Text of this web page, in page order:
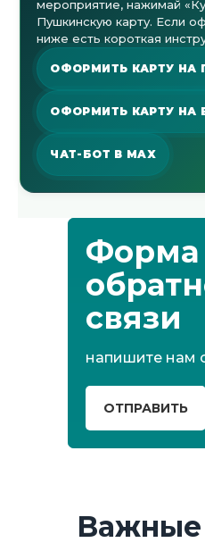
мероприятие, нажимай
Пушкинскую карту. Если
ниже есть короткая
ОФОРМИТЬ КАРТУ НА
ОФОРМИТЬ КАРТУ НА
ЧАТ-БОТ В MAX
Форма
связи
напишите нам
ОТПРАВИТЬ
Важные